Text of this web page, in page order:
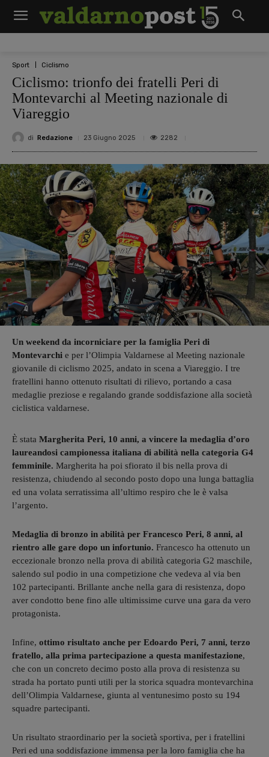
Sport Ciclismo
Ciclismo: trionfo dei fratelli Peri di
Montevarchi al Meeting nazionale di
Viareggio
di Redazione 23 Giugno 2025 2282
Un weekend da incorniciare per la famiglia Peri di
Montevarchi e per l’Olimpia Valdarnese al Meeting nazionale
giovanile di ciclismo 2025, andato in scena a Viareggio. I tre
fratellini hanno ottenuto risultati di rilievo, portando a casa
medaglie preziose e regalando grande soddisfazione alla società
ciclistica valdarnese.
È stata Margherita Peri, 10 anni, a vincere la medaglia d’oro
laureandosi campionessa italiana di abilità nella categoria G4
femminile. Margherita ha poi sfiorato il bis nella prova di
resistenza, chiudendo al secondo posto dopo una lunga battaglia
ed una volata serratissima all’ultimo respiro che le è valsa
l’argento.
Medaglia di bronzo in abilità per Francesco Peri, 8 anni, al
rientro alle gare dopo un infortunio. Francesco ha ottenuto un
eccezionale bronzo nella prova di abilità categoria G2 maschile,
salendo sul podio in una competizione che vedeva al via ben
102 partecipanti. Brillante anche nella gara di resistenza, dopo
aver condotto bene fino alle ultimissime curve una gara da vero
protagonista.
Infine, ottimo risultato anche per Edoardo Peri, 7 anni, terzo
fratello, alla prima partecipazione a questa manifestazione,
che con un concreto decimo posto alla prova di resistenza su
strada ha portato punti utili per la storica squadra montevarchina
dell’Olimpia Valdarnese, giunta al ventunesimo posto su 194
squadre partecipanti.
Un risultato straordinario per la società sportiva, per i fratellini
Peri ed una soddisfazione immensa per la loro famiglia che ha